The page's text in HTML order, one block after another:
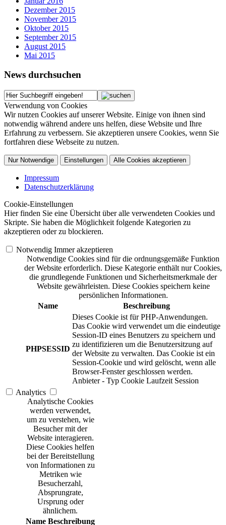
Dezember 2015
November 2015
Oktober 2015
September 2015
August 2015
Mai 2015
News durchsuchen
Verwendung von Cookies
Wir nutzen Cookies auf unserer Website. Einige von ihnen sind
notwendig während andere uns helfen, diese Website und Ihre
Erfahrung zu verbessern. Sie akzeptieren unsere Cookies, wenn Sie
fortfahren diese Webseite zu nutzen.
Nur Notwendige Einstellungen Alle Cookies akzeptieren
Impressum
Datenschutzerklärung
Cookie-Einstellungen
Hier finden Sie eine Übersicht über alle verwendeten Cookies und
Skripte. Sie haben die Möglichkeit folgende Kategorien zu
akzeptieren oder zu blockieren.
Notwendig Immer akzeptieren
Notwendige Cookies sind für die ordnungsgemäße Funktion
der Website erforderlich. Diese Kategorie enthält nur Cookies,
die grundlegende Funktionen und Sicherheitsmerkmale der
Website gewährleisten. Diese Cookies speichern keine
persönlichen Informationen.
Name
Beschreibung
PHPSESSID
Dieses Cookie ist für PHP-Anwendungen.
Das Cookie wird verwendet um die eindeutige
Session-ID eines Benutzers zu speichern und
zu identifizieren um die Benutzersitzung auf
der Website zu verwalten. Das Cookie ist ein
Session-Cookie und wird gelöscht, wenn alle
Browser-Fenster geschlossen werden.
Anbieter - Typ Cookie Laufzeit Session
Analytics
Analytische Cookies
werden verwendet,
um zu verstehen, wie
Besucher mit der
Website interagieren.
Diese Cookies helfen
bei der Bereitstellung
von Informationen zu
Metriken wie
Besucherzahl,
Absprungrate,
Ursprung oder
ähnlichem.
Name Beschreibung